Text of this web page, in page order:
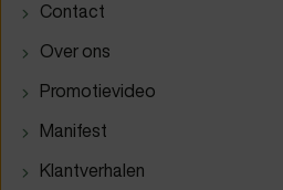
Contact
Over ons
Promotievideo
Manifest
Klantverhalen